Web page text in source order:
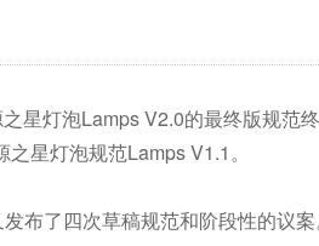
星灯泡Lamps V2.0的最终版规范
星灯泡规范Lamps V1.1。
布了四次草稿规范和阶段性的议